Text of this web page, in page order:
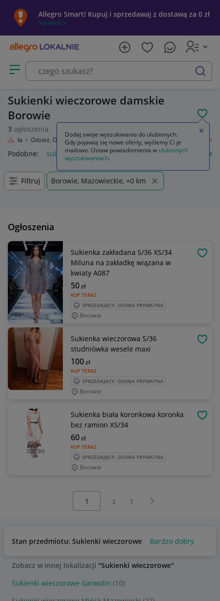
Allegro Smart! Kupuj i sprzedawaj z dostawą za 0 zł
Sprawdź »
Otwórz menu z kategoriami
szukaj
Sukienki wieczorowe damskie
Borowie
3 ogłoszenia
Moda Odzież, Obuwie, Dodatki Odzież damska Sukienki wieczorowe
Podobne: sukienki wieczorowe czarne sukienki wieczorowe
Filtruj Borowie, Mazowieckie, +0 km
Ogłoszenia
Sukienka zakładana S/36 XS/34
Miluna na zakładkę wiązana w
kwiaty A087
KUP TERAZ
50zł
SPRZEDAJĄCY: OSOBA PRYWATNA
Borowie
Sukienka wieczorowa S/36
studniówka wesele maxi
KUP TERAZ
100zł
SPRZEDAJĄCY: OSOBA PRYWATNA
Borowie
Sukienka biała koronkowa koronka
bez ramion XS/34
KUP TERAZ
60zł
SPRZEDAJĄCY: OSOBA PRYWATNA
Borowie
z 1 Następna strona
Stan przedmiotu: Sukienki wieczorowe Bardzo dobry
Zobacz w innej lokalizacji "Sukienki wieczorowe"
Sukienki wieczorowe Garwolin (10)
Dodaj swoje wyszukiwania do ulubionych.
Gdy pojawią się nowe oferty, wyślemy Ci je
mailowo. Ustaw powiadomienia w ulubionych
wyszukiwaniach.